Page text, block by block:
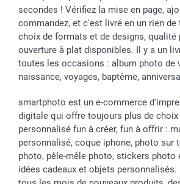
secondes ! Vérifiez la mise en page,
commandez, et c'est livré en un rien de
choix de formats et de designs, qualité
ouverture à plat disponibles. Il y a un
toutes les occasions : album photo de
naissance, voyages, baptême,
smartphoto est un e-commerce
digitale qui offre toujours plus de choix
personnalisé fun à créer, fun à offrir :
personnalisé, coque iphone, photo sur
photo, pêle-mêle photo, stickers photo
idées cadeaux et objets